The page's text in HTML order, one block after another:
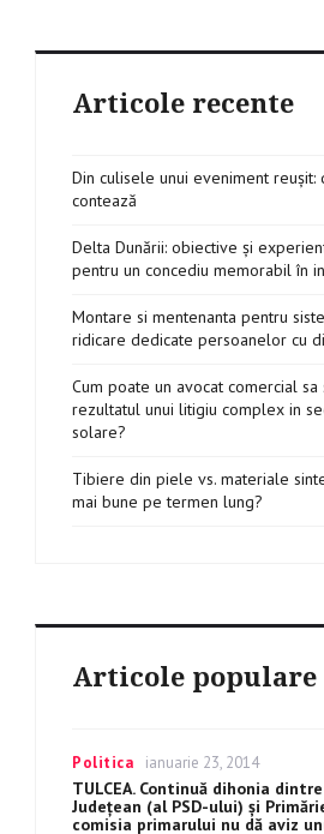
Articole recente
Din culisele unui eveniment reușit:
contează
Delta Dunării: obiective și
pentru un concediu memorabil în
Montare si mentenanta pentru
ridicare dedicate persoanelor cu
Cum poate un avocat comercial sa
rezultatul unui litigiu complex in
solare?
Tibiere din piele vs. materiale
mai bune pe termen lung?
Articole populare
Categories
Politica
Posted
on
ianuarie 23, 2014
TULCEA. Continuă dihonia
Judeţean (al PSD-ului) şi
comisia primarului nu dă aviz